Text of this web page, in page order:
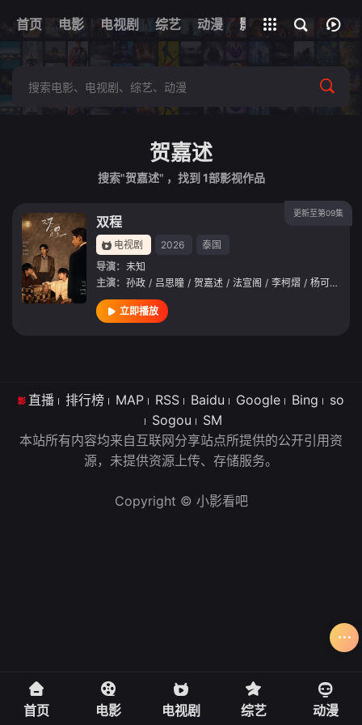
首页 电影 电视剧 综艺 动漫 影视
全部影片
贺嘉述
搜索"贺嘉述" ，找到 1部影视作品
更新至第09集
双程
电视剧 2026
泰国
导演： 未知
主演： 孙政 / 吕思瞳 / 贺嘉述 / 法宣阁 / 李柯熠 / 杨可欣
立即播放
直播 排行榜 MAP RSS Baidu Google Bing
so
Sogou
SM
本站所有内容均来自互联网分享站点所提供的公开引用资
源，未提供资源上传、存储服务。
Copyright © 小影看吧
首页 电影 电视剧 综艺 动漫